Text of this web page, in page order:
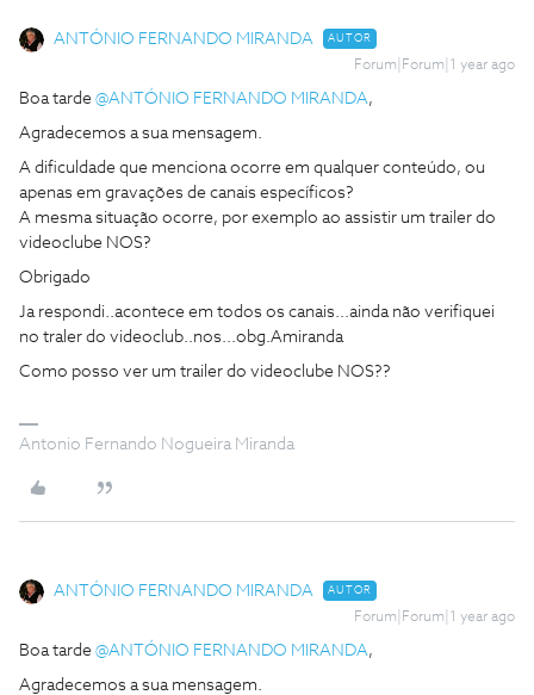
ANTÓNIO FERNANDO MIRANDA AUTOR
Forum|Forum|1 year ago
Boa tarde ​ @ANTÓNIO FERNANDO MIRANDA,
Agradecemos a sua mensagem.
A dificuldade que menciona ocorre em qualquer conteúdo, ou
apenas em gravações de canais específicos?
A mesma situação ocorre, por exemplo ao assistir um trailer do
videoclube NOS?
Obrigado
Ja respondi..acontece em todos os canais...ainda não verifiquei
no traler do videoclub..nos...obg.Amiranda
Como posso ver um trailer do videoclube NOS??
Antonio Fernando Nogueira Miranda
ANTÓNIO FERNANDO MIRANDA AUTOR
Forum|Forum|1 year ago
Boa tarde ​ @ANTÓNIO FERNANDO MIRANDA,
Agradecemos a sua mensagem.